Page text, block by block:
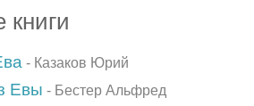
книги
- Казаков Юрий
Евы - Бестер Альфред